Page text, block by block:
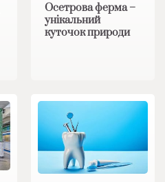
Осетрова ферма –
унікальний
куточок природи